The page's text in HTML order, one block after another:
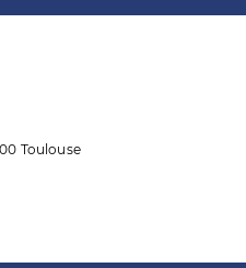
Toulouse